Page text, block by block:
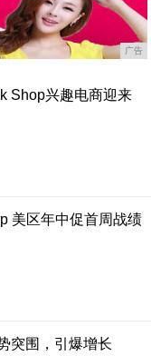
广告
Shop兴趣电商迎来
美区年中促首周战绩
突围，引爆增长